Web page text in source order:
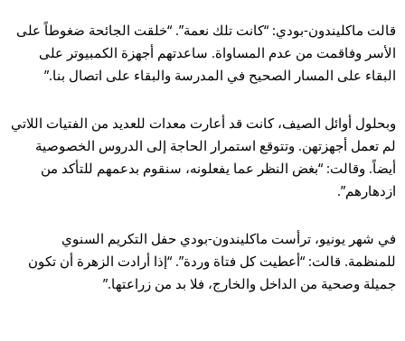
ماكليندون-بودي: “كانت تلك نعمة”. “خلقت الجائحة ضغوطاً على
وفاقمت من عدم المساواة. ساعدتهم أجهزة الكمبيوتر على
على المسار الصحيح في المدرسة والبقاء على اتصال بنا.”
أوائل الصيف، كانت قد أعارت معدات للعديد من الفتيات اللاتي
تعمل أجهزتهن. وتتوقع استمرار الحاجة إلى الدروس الخصوصية
وقالت: “بغض النظر عما يفعلونه، سنقوم بدعمهم للتأكد من
شهر يونيو، ترأست ماكليندون-بودي حفل التكريم السنوي
قالت: “أعطيت كل فتاة وردة”. “إذا أرادت الزهرة أن تكون
وصحية من الداخل والخارج، فلا بد من زراعتها.”